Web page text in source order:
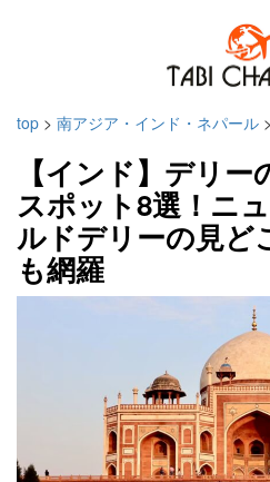
top > 南アジア・インド・ネパール >
【インド】デリ
スポット8選！ニ
ルドデリーの見ど
も網羅